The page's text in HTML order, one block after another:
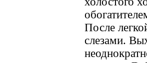
После
слезами.